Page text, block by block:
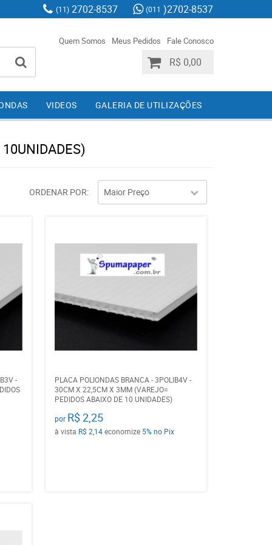
(11) 2702-8537 (011 )2702-8537
Quem Somos Meus Pedidos Fale Conosco
R$ 0,00
VIDEOS GALERIA DE UTILIZAÇÕES
ORDENAR POR Maior Preço
-
PLACA POLIONDAS BRANCA - 3POLIB4V -
30CM X 22,5CM X 3MM (VAREJO=
PEDIDOS ABAIXO DE 10 UNIDADES)
por R$ 2,25
à vista R$ 2,14economize 5%no Pix